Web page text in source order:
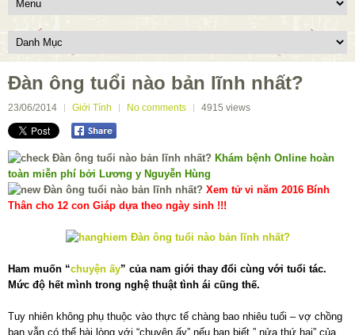
Đàn ông tuổi nào bản lĩnh nhất?
23/06/2014 Giới Tính No comments 4915 views
Khám bệnh Online hoàn
toàn miễn phí bởi Lương y Nguyễn Hùng
Xem tử vi năm 2016 Bính
Thân cho 12 con Giáp dựa theo ngày sinh !!!
Ham muốn “chuyện ấy” của nam giới thay đổi cùng với tuổi tác.
Mức độ hết mình trong nghệ thuật tình ái cũng thế.
Tuy nhiên không phụ thuộc vào thực tế chàng bao nhiêu tuổi – vợ chồng
bạn vẫn có thể hài lòng với “chuyện ấy” nếu bạn biết ” nửa thứ hai” của